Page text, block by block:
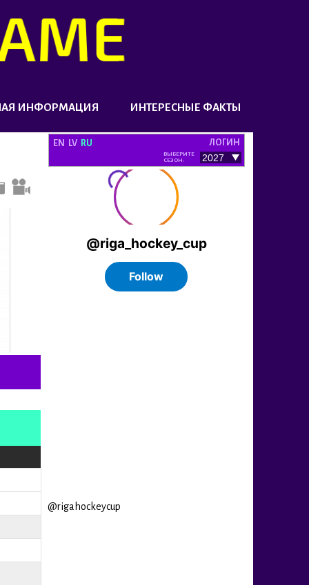
ИНФОРМАЦИЯ ИНТЕРЕСНЫЕ ФАКТЫ
EN LV RU ЛОГИН
ВЫБЕРИТЕ
СЕЗОН:
@rigahockeycup